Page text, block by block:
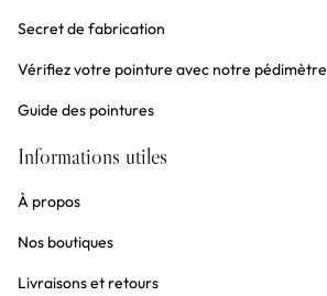
Secret de fabrication
Vérifiez votre pointure avec notre pédimètre
Guide des pointures
Informations utiles
À propos
Nos boutiques
Livraisons et retours